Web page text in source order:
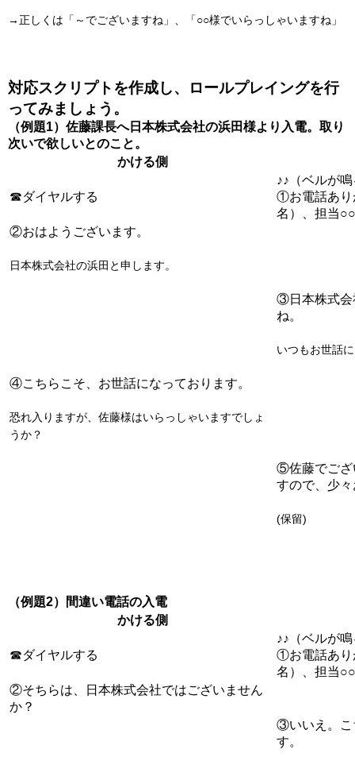
→正しくは「～でございますね」、「○○様でいらっしゃいますね」
対応スクリプトを作成し、ロールプレイングを行
ってみましょう。
（例題1）佐藤課長へ日本株式会社の浜田様より入電。取り
次いで欲しいとのこと。
かける側
☎ダイヤルする
♪♪（ベルが
①お電話あり
名）、担当
②おはようございます。
日本株式会社の浜田と申します。
③日本株式会
ね。
いつもお世話
④こちらこそ、お世話になっております。
恐れ入りますが、佐藤様はいらっしゃいますでしょ
うか？
⑤佐藤でござ
すので、少
(保留)
（例題2）間違い電話の入電
かける側
☎ダイヤルする
♪♪（ベルが
①お電話あり
名）、担当
②そちらは、日本株式会社ではございません
か？
③いいえ。こ
す。